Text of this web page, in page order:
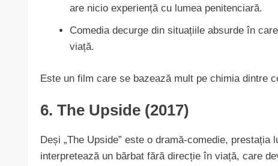
are nicio experiență cu lumea penitenciară.
Comedia decurge din situațiile absurde în
viață.
Este un film care se bazează mult pe chimia dintre
6. The Upside (2017)
Deși „The Upside” este o dramă-comedie,
interpretează un bărbat fără direcție în viață, care